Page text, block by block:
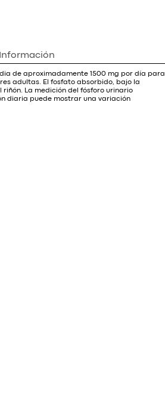
de aproximadamente 1500 mg por día para
adultas. El fosfato absorbido, bajo la
La medición del fósforo urinario
diaria puede mostrar una variación